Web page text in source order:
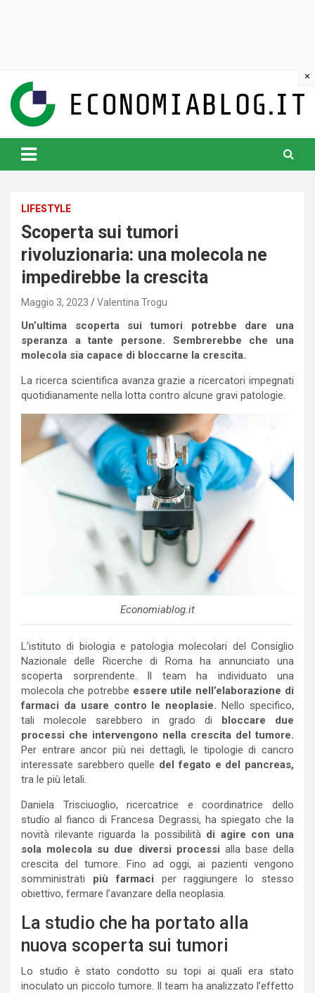
content
www.economiablog.it
LIFESTYLE
Scoperta sui tumori
rivoluzionaria: una molecola ne
impedirebbe la crescita
Maggio 3, 2023 Valentina Trogu
Un’ultima scoperta sui tumori potrebbe dare una
speranza a tante persone. Sembrerebbe che una
molecola sia capace di bloccarne la crescita.
La ricerca scientifica avanza grazie a ricercatori impegnati
quotidianamente nella lotta contro alcune gravi patologie.
Economiablog.it
L’istituto di biologia e patologia molecolari del Consiglio
Nazionale delle Ricerche di Roma ha annunciato una
scoperta sorprendente. Il team ha individuato una
molecola che potrebbe essere utile nell’elaborazione di
farmaci da usare contro le neoplasie. Nello specifico,
tali molecole sarebbero in grado di bloccare due
processi che intervengono nella crescita del tumore.
Per entrare ancor più nei dettagli, le tipologie di cancro
interessate sarebbero quelle del fegato e del pancreas,
tra le più letali.
Daniela Trisciuoglio, ricercatrice e coordinatrice dello
studio al fianco di Francesa Degrassi, ha spiegato che la
novità rilevante riguarda la possibilità di agire con una
sola molecola su due diversi processi alla base della
crescita del tumore. Fino ad oggi, ai pazienti vengono
somministrati più farmaci per raggiungere lo stesso
obiettivo, fermare l’avanzare della neoplasia.
La studio che ha portato alla
nuova scoperta sui tumori
Lo studio è stato condotto su topi ai quali era stato
inoculato un piccolo tumore. Il team ha analizzato l’effetto